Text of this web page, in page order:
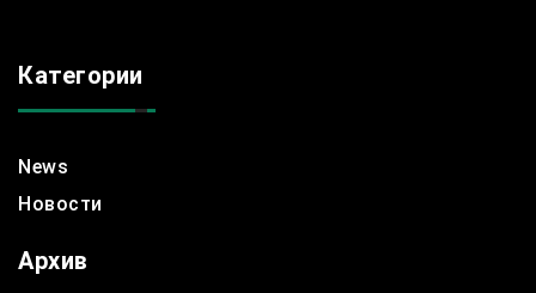
Категории
News
Новости
Архив